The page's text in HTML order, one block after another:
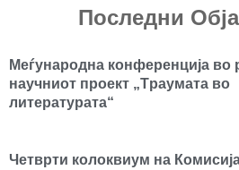
Последни
Mеѓународна конференција во
научниот проект „Tраумата во
литературата“
Четврти колоквиум на